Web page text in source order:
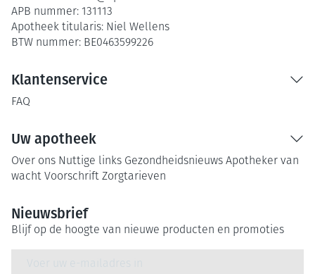
APB nummer: 131113
Apotheek titularis: Niel Wellens
BTW nummer: BE0463599226
Klantenservice
FAQ
Uw apotheek
Over ons Nuttige links Gezondheidsnieuws Apotheker van
wacht Voorschrift Zorgtarieven
Nieuwsbrief
Blijf op de hoogte van nieuwe producten en promoties